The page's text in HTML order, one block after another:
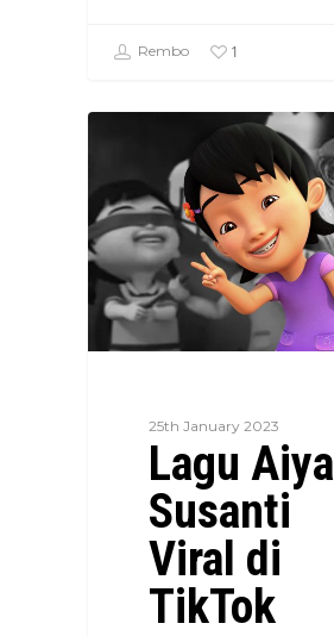
Rembo 1
25th January 2023
Lagu Aiya
Susanti
Viral di
TikTok